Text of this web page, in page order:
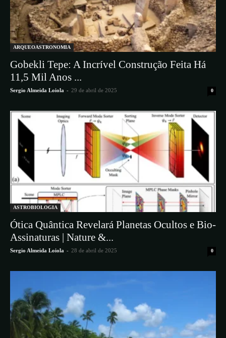
ARQUEOASTRONOMIA
Gobekli Tepe: A Incrível Construção Feita Há
11,5 Mil Anos ...
Sergio Almeida Loiola - 29 de abril de 2025 0
ASTROBIOLOGIA
Ótica Quântica Revelará Planetas Ocultos e Bio-
Assinaturas | Nature &...
Sergio Almeida Loiola - 28 de abril de 2025 0